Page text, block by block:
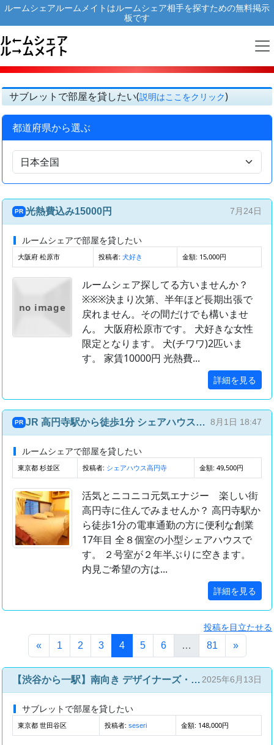
ルームシェアルームメイトはルームシェア相手を探すための無料掲示
板です
サブレットで部屋を貸したい(説明はここをクリック)
都道府県から選ぶ
PR 光熱費込み15000円 7月24日
ルームシェアで部屋を貸したい
大阪府 松原市 投稿者: 犬好き 金額: 15,000円
no image
ルームシェア探してる方いませんか？
※※※決まり次第、半年ほど長期出張で
戻れません。その間だけでも構いませ
ん。 大阪府松原市です。 犬好きな女性
限定となります。 犬(チワワ)2匹いま
す。 家賃10000円 光熱費...
詳細を見る
PR JR 高円寺駅から徒歩1分 シェアハウス高円寺 個室 49,500円 8月1日 18:47
ルームシェアで部屋を貸したい
東京都 杉並区 投稿者: シェアハウス高円寺 金額: 49,500円
活気とニコニコ元気エナジー 楽しい街
高円寺に住んでみませんか？ 高円寺駅か
ら徒歩1分の電車通勤の方に便利な創業
17年目 全８個室の小型シェアハウスで
す。 ２号室が２年半ぶりに空きます。
内見ご希望の方は...
詳細を見る
投稿を目立たせる
« 1 2 3 4(このページ)
5 6 … 81 »
【渋谷から一駅】南向き デザイナーズ・スマート機能付き【Wi-Fi・光熱費込み】 2025年6月13日
サブレットで部屋を貸したい
東京都 世田谷区 投稿者: seseri 金額: 148,000円